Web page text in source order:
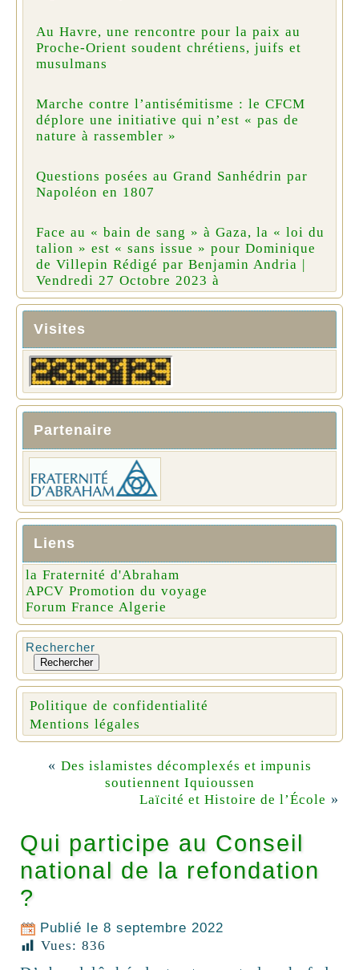
Au Havre, une rencontre pour la paix au
Proche-Orient soudent chrétiens, juifs et
musulmans
Marche contre l’antisémitisme : le CFCM
déplore une initiative qui n’est « pas de
nature à rassembler »
Questions posées au Grand Sanhédrin par
Napoléon en 1807
Face au « bain de sang » à Gaza, la « loi du
talion » est « sans issue » pour Dominique
de Villepin Rédigé par Benjamin Andria |
Vendredi 27 Octobre 2023 à
Visites
Partenaire
Liens
la Fraternité d'Abraham
APCV Promotion du voyage
Forum France Algerie
Rechercher
Rechercher
Politique de confidentialité
Mentions légales
« Des islamistes décomplexés et impunis
soutiennent Iquioussen
Laïcité et Histoire de l’École »
Qui participe au Conseil
national de la refondation
?
Publié le 8 septembre 2022
Vues: 836